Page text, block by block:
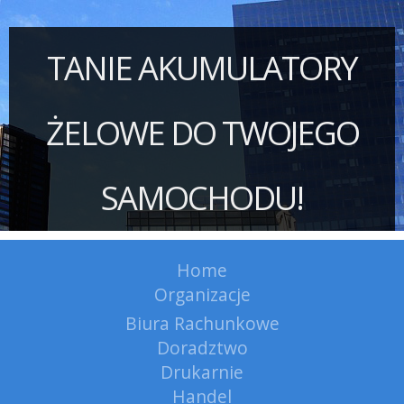
TANIE AKUMULATORY
ŻELOWE DO TWOJEGO
SAMOCHODU!
Home
Organizacje
Biura Rachunkowe
Doradztwo
Drukarnie
Handel